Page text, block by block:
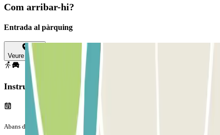
Com arribar-hi?
Entrada al pàrquing
Veure mapa
Instruccions
Abans del teu viatge